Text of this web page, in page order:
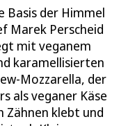
der Himmel
Marek Perscheid
mit veganem
karamellisierten
Mozzarella, der
als veganer Käse
Zähnen klebt und